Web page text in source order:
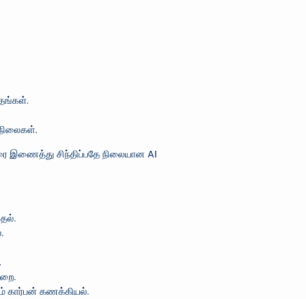
இணைத்து சிந்திப்பதே நிலையான AI
கார்பன் கணக்கியல்.